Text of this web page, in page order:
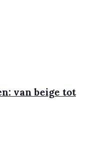
van beige tot